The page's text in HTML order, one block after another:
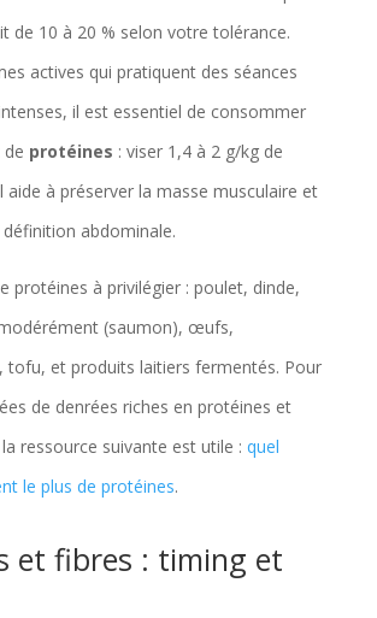
de 10 à 20 % selon votre tolérance.
actives qui pratiquent des séances
il est essentiel de consommer
protéines : viser 1,4 à 2 g/kg de
aide à préserver la masse musculaire et
abdominale.
protéines à privilégier : poulet, dinde,
(saumon), œufs,
tofu, et produits laitiers fermentés. Pour
de denrées riches en protéines et
ressource suivante est utile : quel
le plus de protéines.
et fibres : timing et